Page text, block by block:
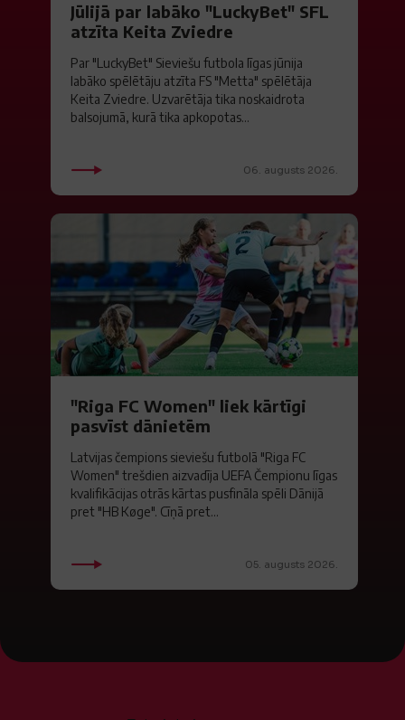
Jūlijā par labāko "LuckyBet" SFL
atzīta Keita Zviedre
Par "LuckyBet" Sieviešu futbola līgas jūnija
labāko spēlētāju atzīta FS "Metta" spēlētāja
Keita Zviedre. Uzvarētāja tika noskaidrota
balsojumā, kurā tika apkopotas...
06. augusts 2026.
"Riga FC Women" liek kārtīgi
pasvīst dānietēm
Latvijas čempions sieviešu futbolā "Riga FC
Women" trešdien aizvadīja UEFA Čempionu līgas
kvalifikācijas otrās kārtas pusfināla spēli Dānijā
pret "HB Køge". Cīņā pret...
05. augusts 2026.